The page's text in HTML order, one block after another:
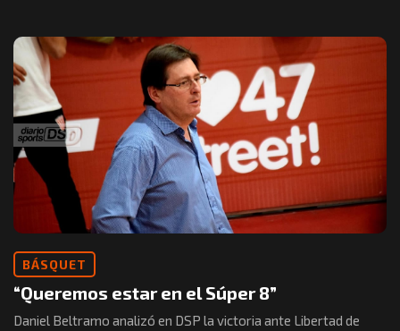
BÁSQUET
“Queremos estar en el Súper 8”
Daniel Beltramo analizó en DSP la victoria ante Libertad de